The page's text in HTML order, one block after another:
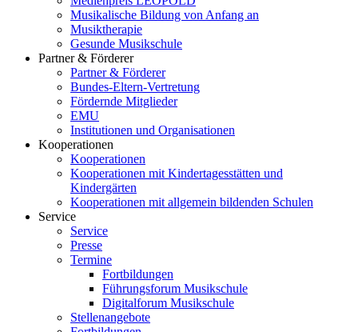
Musikalische Bildung von Anfang an
Musiktherapie
Gesunde Musikschule
Partner & Förderer
Partner & Förderer
Bundes-Eltern-Vertretung
Fördernde Mitglieder
EMU
Institutionen und Organisationen
Kooperationen
Kooperationen
Kooperationen mit Kindertagesstätten und
Kindergärten
Kooperationen mit allgemein bildenden Schulen
Service
Service
Presse
Termine
Fortbildungen
Führungsforum Musikschule
Digitalforum Musikschule
Stellenangebote